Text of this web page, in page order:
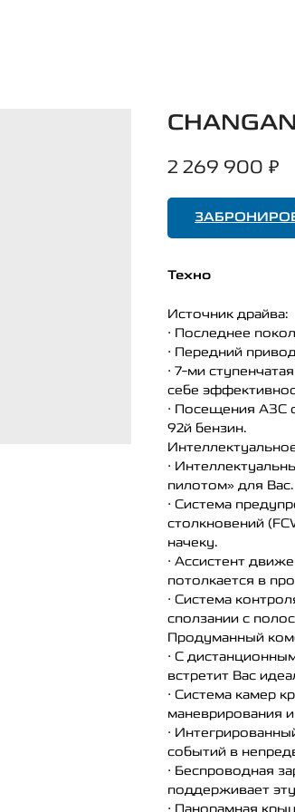
2 269 900 ₽
Техно
Источник драйва:
• Последнее
• Передний
• 7-ми
себе
• Посещения АЗС
92й бензин.
•
пилотом» для Вас.
• Система
столкновений
начеку.
• Ассистент
потолкается в
• Система
сползании с
Продуманный
• С
встретит Вас
• Система камер
маневрирования
•
событий в
• Беспроводная
поддерживает
• Панорамная